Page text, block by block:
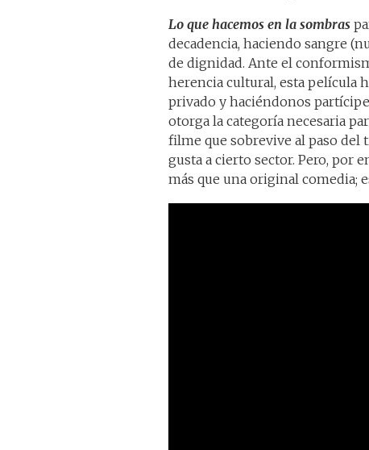
Lo que hacemos en la sombras
decadencia, haciendo sangre
de dignidad. Ante el
herencia cultural, esta película
privado y haciéndonos
otorga la categoría necesaria
filme que sobrevive al paso del
gusta a cierto sector. Pero, por
más que una original comedia;